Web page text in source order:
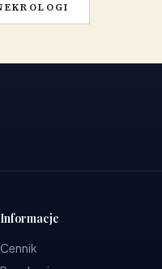
Informacje
Cennik